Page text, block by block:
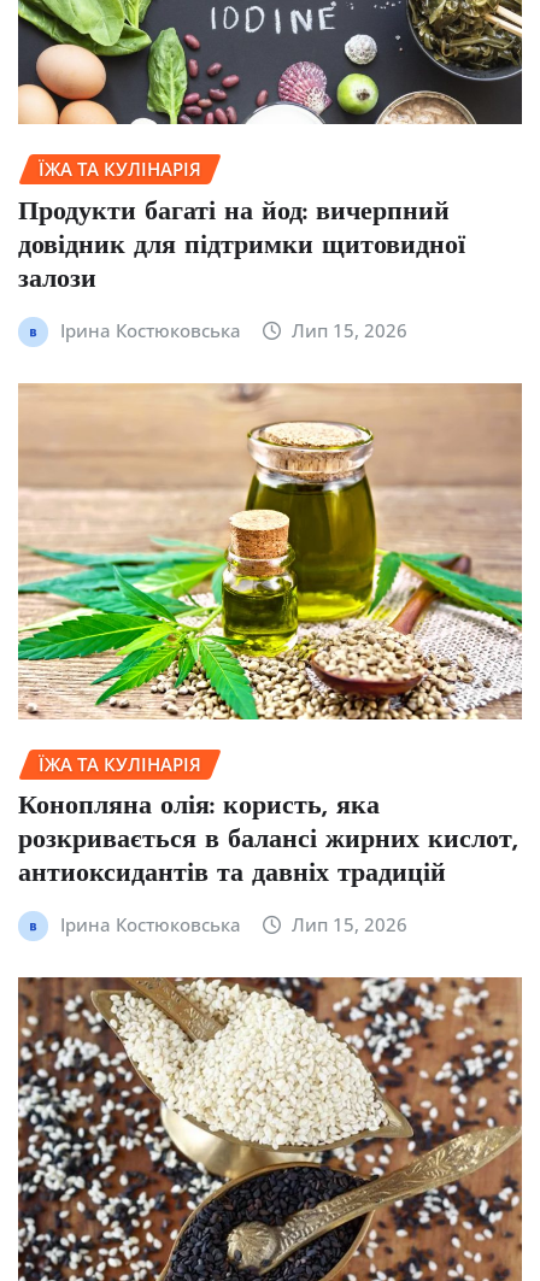
ЇЖА ТА КУЛІНАРІЯ
Продукти багаті на йод: вичерпний
довідник для підтримки щитовидної
залози
Ірина Костюковська Лип 15, 2026
ЇЖА ТА КУЛІНАРІЯ
Конопляна олія: користь, яка
розкривається в балансі жирних кислот,
антиоксидантів та давніх традицій
Ірина Костюковська Лип 15, 2026